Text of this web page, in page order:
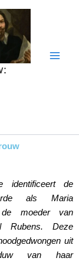
identificeert de
als Maria
de moeder van
Rubens. Deze
uit
van haar